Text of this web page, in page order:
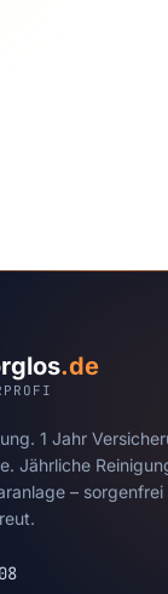
.de
1 Jahr
Jährliche
– sorgenfrei